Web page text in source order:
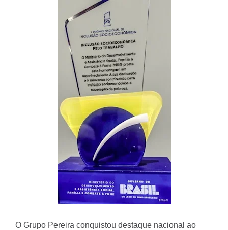
O Grupo Pereira conquistou destaque nacional ao